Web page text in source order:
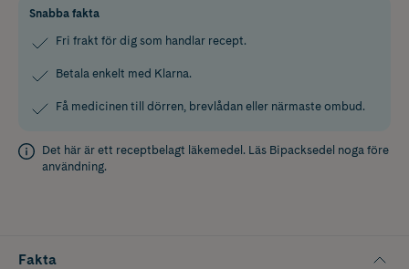
Snabba fakta
Fri frakt för dig som handlar recept.
Betala enkelt med Klarna.
Få medicinen till dörren, brevlådan eller närmaste ombud.
Det här är ett receptbelagt läkemedel. Läs Bipacksedel noga före
användning.
Fakta